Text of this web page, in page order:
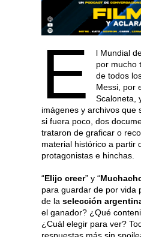
E
l Mundial
por mucho
de todos
Messi, por
Scaloneta,
imágenes y archivos que
si fuera poco, dos
trataron de graficar o
material histórico a partir
protagonistas e hinchas.
“Elijo creer” y “
para guardar de por vida
de la selección
el ganador? ¿Qué
¿Cuál elegir para ver?
respuestas más sin